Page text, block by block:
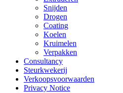
Snijden
Drogen
Coating
Koelen
Kruimelen
Verpakken
Consultancy
Steurkwekerij
Verkoopsvoorwaarden
Privacy Notice